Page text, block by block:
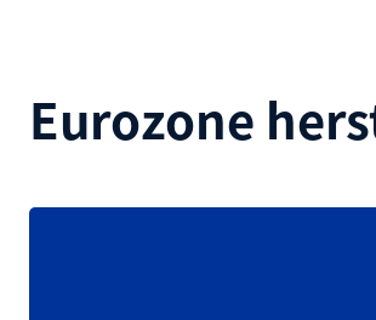
Eurozone